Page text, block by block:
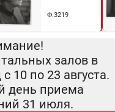
Ф.3219
залов в
10 по 23 августа.
день приема
31 июля.